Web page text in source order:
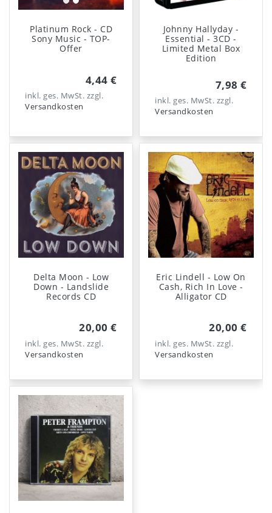
Platinum Rock - CD
Sony Music - TOP-
Offer
4,44 €
inkl. ges. MwSt. zzgl.
Versandkosten
Johnny Hallyday -
Essential - 3CD -
Limited Metal Box
Edition
7,98 €
inkl. ges. MwSt. zzgl.
Versandkosten
Delta Moon - Low
Down - Landslide
Records CD
20,00 €
inkl. ges. MwSt. zzgl.
Versandkosten
Eric Lindell - Low On
Cash, Rich In Love -
Alligator CD
20,00 €
inkl. ges. MwSt. zzgl.
Versandkosten